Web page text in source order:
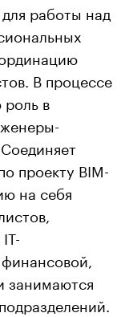
работы над
В процессе
в
проекту BIM-
на себя
занимаются